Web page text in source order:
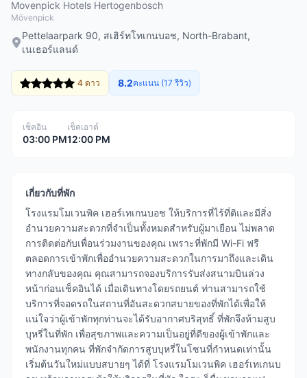
Movenpick Hotels Hertogenbosch
Mövenpick
Pettelaarpark 90, สเฮิร์ทโทเกนบอช, North-Brabant,
เนเธอร์แลนด์
4 ดาว 8.2คะแนน (17 รีวิว)
เช็คอิน
03:00 PM
เช็คเอาต์
12:00 PM
เกี่ยวกับที่พัก
โรงแรมโมเวนพิค เฮอร์เทเกนบอช ให้บริการที่ไร้ที่ติและมีสิ่ง
อำนวยความสะดวกที่จำเป็นทั้งหมดสำหรับผู้มาเยือน ไม่พลาด
การติดต่อกับเพื่อนร่วมงานของคุณ เพราะที่พักมี Wi-Fi ฟรี
ตลอดการเข้าพักเพื่ออำนวยความสะดวกในการมาถึงและเดิน
ทางกลับของคุณ คุณสามารถจองบริการรับส่งสนามบินล่วง
หน้าก่อนเช็คอินได้ เมื่อเดินทางโดยรถยนต์ ท่านสามารถใช้
บริการที่จอดรถในสถานที่อันสะดวกสบายของที่พักได้เพื่อให้
แน่ใจว่าผู้เข้าพักทุกท่านจะได้รับอากาศบริสุทธิ์ ที่พักจึงห้ามสูบ
บุหรี่ในที่พัก เพื่อสุขภาพและความเป็นอยู่ที่ดีของผู้เข้าพักและ
พนักงานทุกคน ที่พักจำกัดการสูบบุหรี่ในโซนที่กำหนดเท่านั้น
เริ่มต้นวันใหม่แบบสบายๆ ได้ที่ โรงแรมโมเวนพิค เฮอร์เทเกนบ